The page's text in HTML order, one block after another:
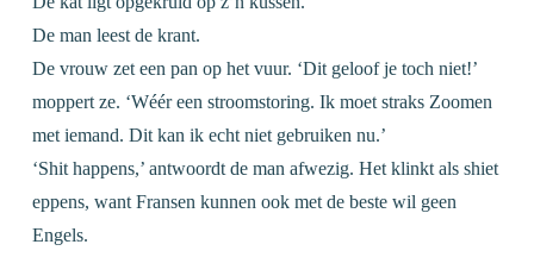
De man leest de krant.
De vrouw zet een pan op het vuur. ‘Dit geloof je toch niet!’
moppert ze. ‘Wéér een stroomstoring. Ik moet straks Zoomen
met iemand. Dit kan ik echt niet gebruiken nu.’
‘Shit happens,’ antwoordt de man afwezig. Het klinkt als shiet
eppens, want Fransen kunnen ook met de beste wil geen
Engels.